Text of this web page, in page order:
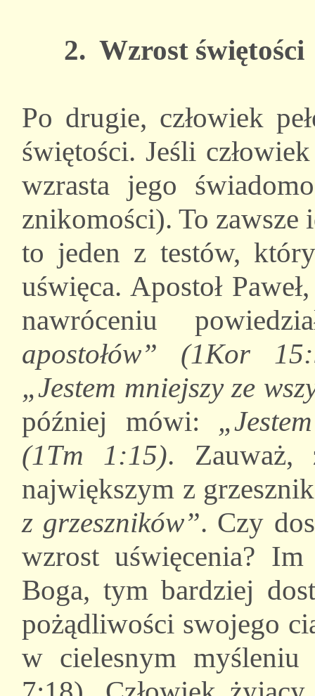
2. Wzrost świętości
Po drugie, człowiek
świętości. Jeśli
wzrasta jego
znikomości). To zawsze
to jeden z testów,
uświęca. Apostoł
nawróceniu
apostołów” (1Kor
„Jestem mniejszy ze
później mówi:
(1Tm 1:15). Zauważ,
największym z
z grzeszników”. Czy
wzrost uświęcenia?
Boga, tym bardziej
pożądliwości swojego
w cielesnym